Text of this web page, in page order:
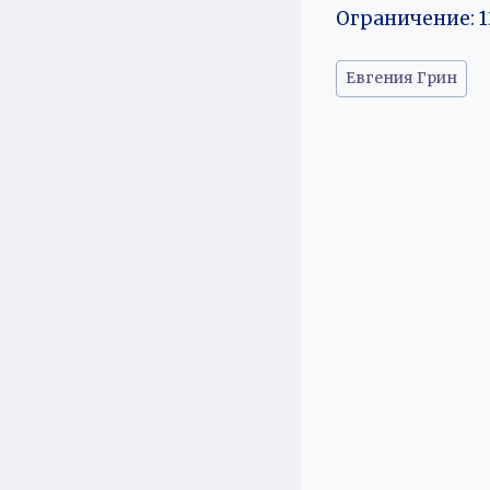
Ограничение:
Метки
записи:
Евгения Грин